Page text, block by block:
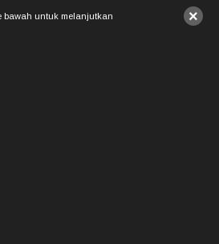
×
bawah untuk melanjutkan